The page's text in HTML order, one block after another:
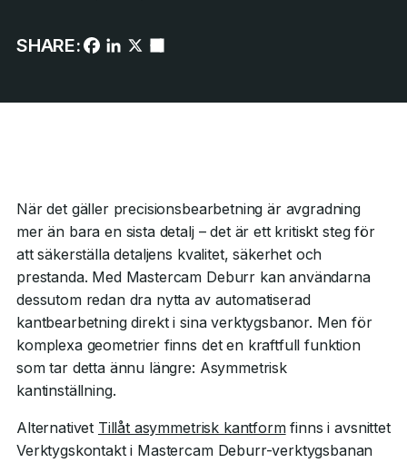
SHARE:
När det gäller precisionsbearbetning är avgradning
mer än bara en sista detalj – det är ett kritiskt steg för
att säkerställa detaljens kvalitet, säkerhet och
prestanda. Med Mastercam Deburr kan användarna
dessutom redan dra nytta av automatiserad
kantbearbetning direkt i sina verktygsbanor. Men för
komplexa geometrier finns det en kraftfull funktion
som tar detta ännu längre: Asymmetrisk
kantinställning.
Alternativet Tillåt asymmetrisk kantformfinns i avsnittet
Verktygskontakt i Mastercam Deburr-verktygsbanan